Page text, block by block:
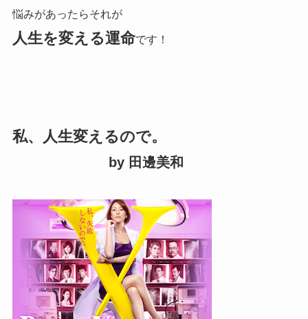
悩みがあったらそれが
人生を変える運命です！
私、人生変えるので。
by 田邊美和